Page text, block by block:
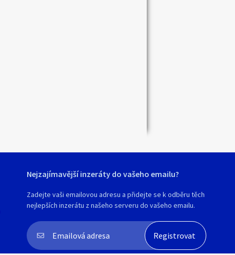
Nejzajímavější inzeráty do vašeho emailu?
Zadejte vaši emailovou adresu a přidejte se k odběru těch
nejlepších inzerátu z našeho serveru do vašeho emailu.